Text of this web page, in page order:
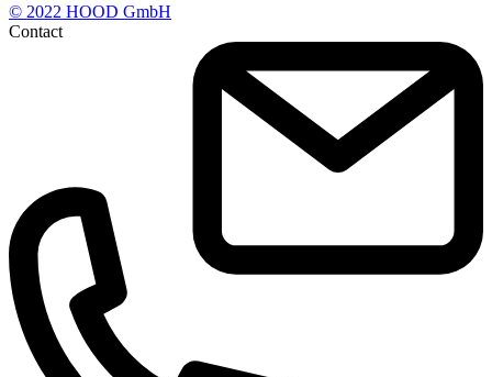
© 2022 HOOD GmbH
Contact